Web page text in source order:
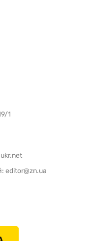
1
editor@zn.ua